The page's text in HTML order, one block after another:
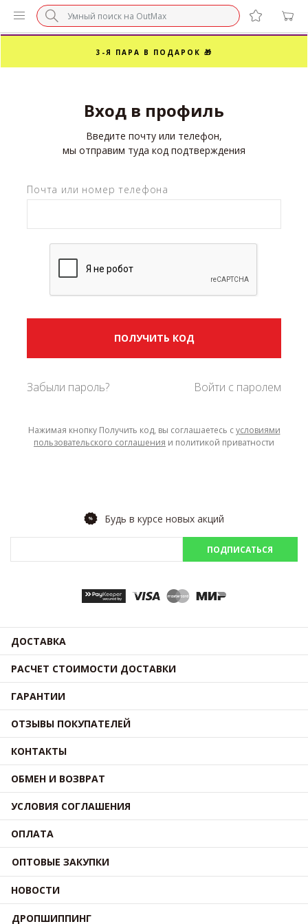
БЕЗ НАЦЕНКИ МАРКЕТПЛЕЙСОВ ⚡ ВАШ РАЗМЕР
3-Я ПАРА В ПОДАРОК 🎁
СУПЕРАКЦИЯ 🔥 2-Я ПАРА -50%
Вход в профиль
Введите почту или телефон,
мы отправим туда код подтверждения
Почта или номер телефона
ПОЛУЧИТЬ КОД
Забыли пароль? Войти с паролем
Нажимая кнопку Получить код, вы соглашаетесь сусловиями
пользовательского соглашения и политикой приватности
Будь в курсе новых акций
ПОДПИСАТЬСЯ
ДОСТАВКА
РАСЧЕТ СТОИМОСТИ ДОСТАВКИ
ГАРАНТИИ
ОТЗЫВЫ ПОКУПАТЕЛЕЙ
КОНТАКТЫ
ОБМЕН И ВОЗВРАТ
УСЛОВИЯ СОГЛАШЕНИЯ
ОПЛАТА
ОПТОВЫЕ ЗАКУПКИ
НОВОСТИ
ДРОПШИППИНГ